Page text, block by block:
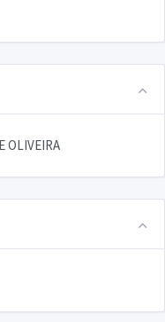
OLIVEIRA